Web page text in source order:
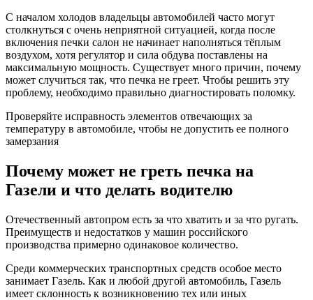
С началом холодов владельцы автомобилей часто могут
столкнуться с очень неприятной ситуацией, когда после
включения печки салон не начинает наполняться тёплым
воздухом, хотя регулятор и сила обдува поставлены на
максимальную мощность. Существует много причин, почему
может случиться так, что печка не греет. Чтобы решить эту
проблему, необходимо правильно диагностировать поломку.
Проверяйте исправность элементов отвечающих за
температуру в автомобиле, чтобы не допустить ее полного
замерзания
Почему может не греть печка на
Газели и что делать водителю
Отечественный автопром есть за что хватить и за что ругать.
Преимуществ и недостатков у машин российского
производства примерно одинаковое количество.
Среди коммерческих транспортных средств особое место
занимает Газель. Как и любой другой автомобиль, Газель
имеет склонность к возникновению тех или иных